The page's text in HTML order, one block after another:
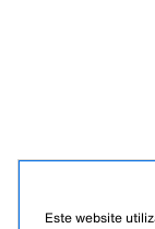
Este website